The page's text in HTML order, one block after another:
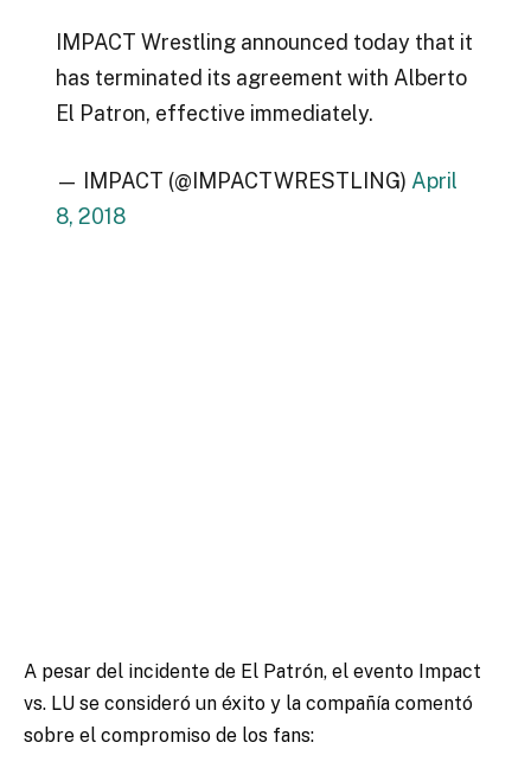
IMPACT Wrestling announced today that it
has terminated its agreement with Alberto
El Patron, effective immediately.
— IMPACT (@IMPACTWRESTLING) April
8, 2018
A pesar del incidente de El Patrón, el evento Impact
vs. LU se consideró un éxito y la compañía comentó
sobre el compromiso de los fans: